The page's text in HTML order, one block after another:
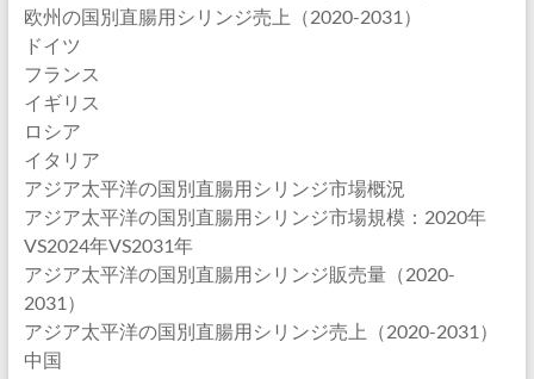
欧州の国別直腸用シリンジ売上（2020-2031）
ドイツ
フランス
イギリス
ロシア
イタリア
アジア太平洋の国別直腸用シリンジ市場概況
アジア太平洋の国別直腸用シリンジ市場規模：2020年
VS2024年VS2031年
アジア太平洋の国別直腸用シリンジ販売量（2020-
2031）
アジア太平洋の国別直腸用シリンジ売上（2020-2031）
中国